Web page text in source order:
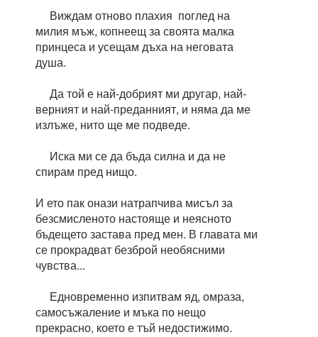
Виждам отново плахия поглед на
милия мъж, копнеещ за своята малка
принцеса и усещам дъха на неговата
душа.
Да той е най-добрият ми другар, най-
верният и най-преданният, и няма да ме
излъже, нито ще ме подведе.
Иска ми се да бъда силна и да не
спирам пред нищо.
И ето пак онази натрапчива мисъл за
безсмисленото настояще и неясното
бъдещето застава пред мен. В главата ми
се прокрадват безброй необясними
чувства...
Едновременно изпитвам яд, омраза,
самосъжаление и мъка по нещо
прекрасно, което е тъй недостижимо.